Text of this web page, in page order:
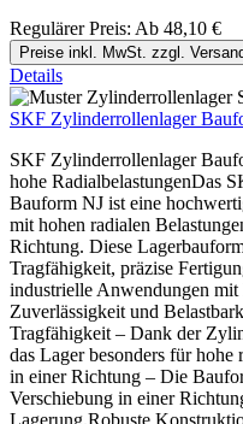
Regulärer Preis: Ab 48,10 €
Preise inkl. MwSt. zzgl.
Details
SKF Zylinderrollenlager
SKF Zylinderrollenlager
hohe RadialbelastungenDas
Bauform NJ ist eine
mit hohen radialen
Richtung. Diese
Tragfähigkeit, präzise
industrielle Anwendungen
Zuverlässigkeit und
Tragfähigkeit – Dank der
das Lager besonders für
in einer Richtung – Die
Verschiebung in einer